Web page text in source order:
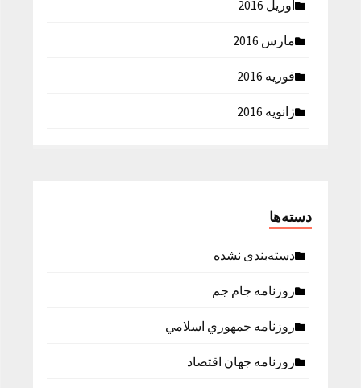
آوریل 2016
مارس 2016
فوریه 2016
ژانویه 2016
دسته‌ها
دسته‌بندی نشده
روزنامه جام جم
روزنامه جمهوري اسلامي
روزنامه جهان اقتصاد